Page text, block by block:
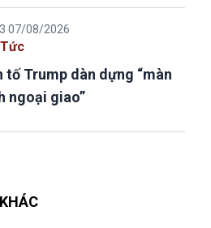
07/08/2026
tố Trump dàn dựng “màn
ngoại giao”